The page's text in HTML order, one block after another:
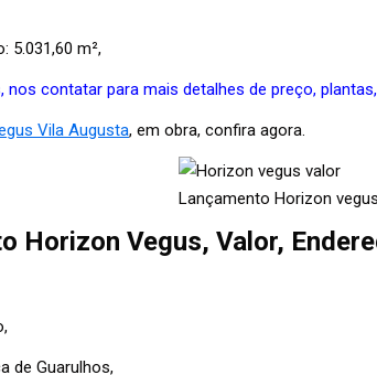
5.031,60 m²,
nos contatar para mais detalhes de preço,
Vila Augusta, em obra, confira agora.
Lançamento Horizon
Horizon Vegus, Valor,
de Guarulhos,